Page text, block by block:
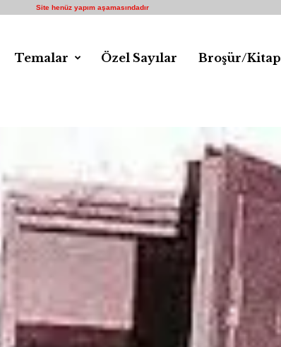
Site henüz yapım aşamasındadır
Temalar Özel Sayılar Broşür/Kitap